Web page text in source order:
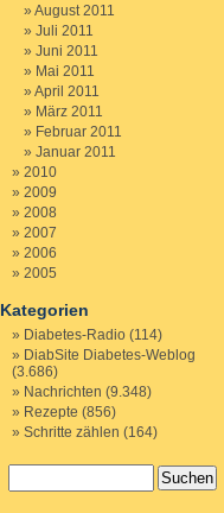
August 2011
Juli 2011
Juni 2011
Mai 2011
April 2011
März 2011
Februar 2011
Januar 2011
2010
2009
2008
2007
2006
2005
Kategorien
Diabetes-Radio (114)
DiabSite Diabetes-Weblog
(3.686)
Nachrichten (9.348)
Rezepte (856)
Schritte zählen (164)